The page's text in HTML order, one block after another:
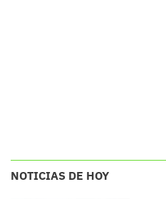
NOTICIAS DE HOY